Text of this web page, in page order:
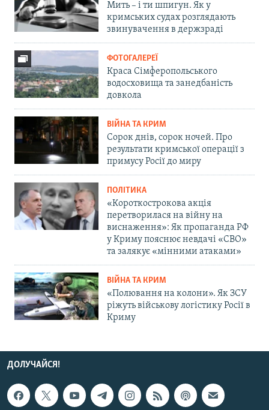
Мить – і ти шпигун. Як у
кримських судах розглядають
звинувачення в держзраді
ФОТОГАЛЕРЕЇ
Краса Сімферопольського
водосховища та занедбаність
довкола
ВІЙНА ТА КРИМ
Сорок днів, сорок ночей. Про
результати кримської операції з
примусу Росії до миру
ПОЛІТИКА
«Короткострокова акція
перетворилася на війну на
виснаження»: Як пропаганда РФ
у Криму пояснює невдачі «СВО»
та залякує «мінними атаками»
ВІЙНА ТА КРИМ
«Полювання на колони». Як ЗСУ
ріжуть військову логістику Росії в
Криму
ДОЛУЧАЙСЯ!